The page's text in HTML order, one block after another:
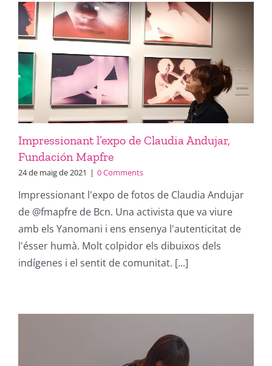
Impressionant l’expo de Claudia Andujar,
Fundación Mapfre
24 de maig de 2021 | 0 Comments
Impressionant l'expo de fotos de Claudia Andujar
de @fmapfre de Bcn. Una activista que va viure
amb els Yanomani i ens ensenya l'autenticitat de
l'ésser humà. Molt colpidor els dibuixos dels
indígenes i el sentit de comunitat. [...]